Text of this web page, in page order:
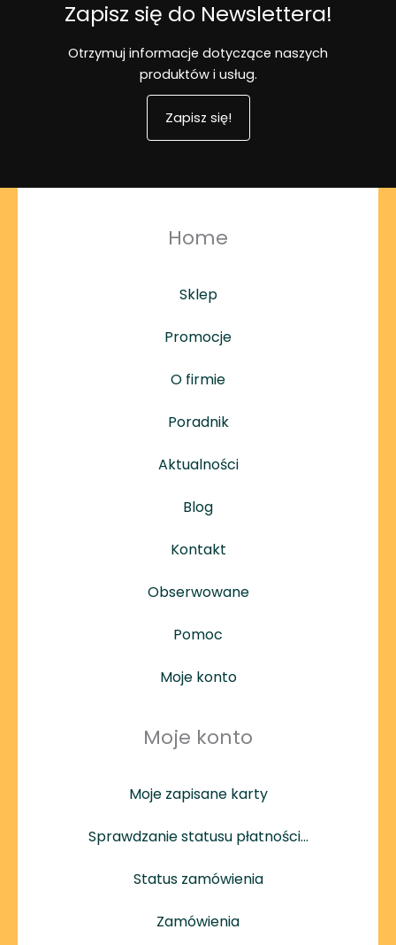
Zapisz się do Newslettera!
Otrzymuj informacje dotyczące naszych
produktów i usług.
Zapisz się!
Home
Sklep
Promocje
O firmie
Poradnik
Aktualności
Blog
Kontakt
Obserwowane
Pomoc
Moje konto
Moje konto
Moje zapisane karty
Sprawdzanie statusu płatności…
Status zamówienia
Zamówienia